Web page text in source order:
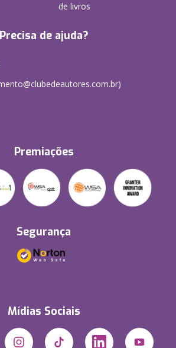
de livros
Precisa de ajuda?
Premiações
Segurança
Mídias Sociais